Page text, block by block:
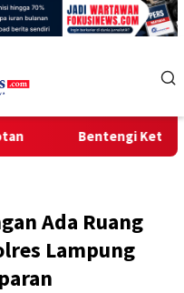
Ketahanan Keluarga,
Ada Ruang
Lampung